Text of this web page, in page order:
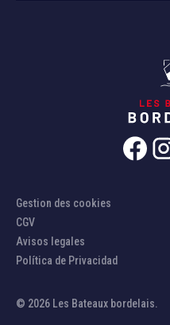
© 2026 Les Bateaux bordelais.
Gestion des cookies
CGV
Avisos legales
Política de Privacidad